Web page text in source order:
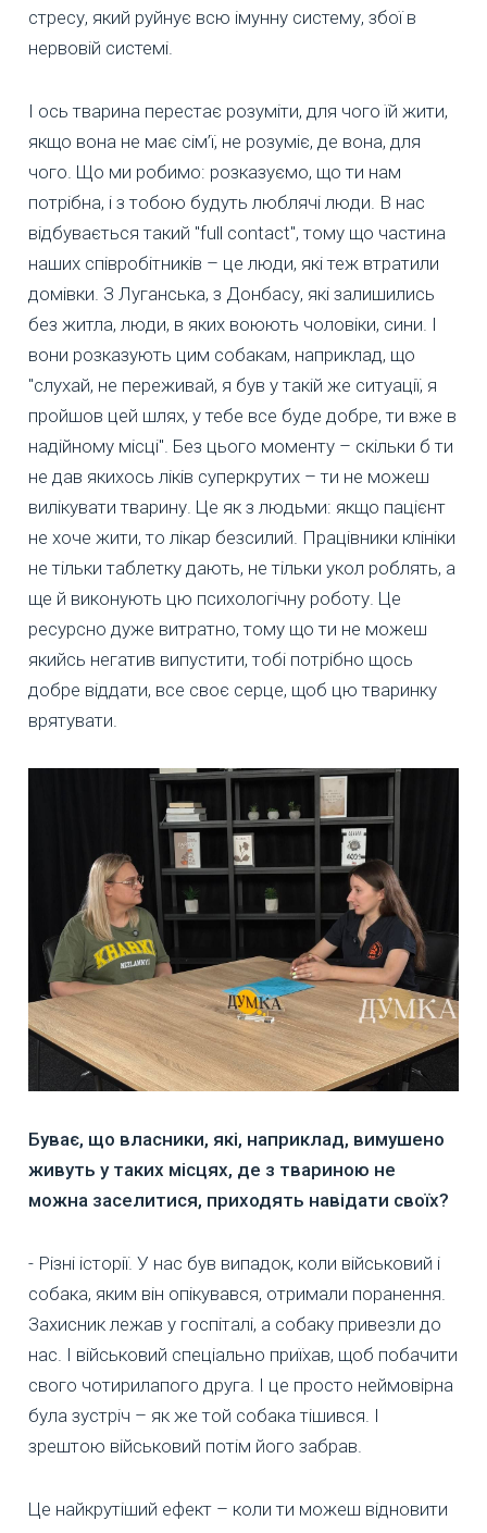
стресу, який руйнує всю імунну систему, збої в
нервовій системі.
І ось тварина перестає розуміти, для чого їй жити,
якщо вона не має сім’ї, не розуміє, де вона, для
чого. Що ми робимо: розказуємо, що ти нам
потрібна, і з тобою будуть люблячі люди. В нас
відбувається такий "full contact", тому що частина
наших співробітників – це люди, які теж втратили
домівки. З Луганська, з Донбасу, які залишились
без житла, люди, в яких воюють чоловіки, сини. І
вони розказують цим собакам, наприклад, що
"слухай, не переживай, я був у такій же ситуації, я
пройшов цей шлях, у тебе все буде добре, ти вже в
надійному місці". Без цього моменту – скільки б ти
не дав якихось ліків суперкрутих – ти не можеш
вилікувати тварину. Це як з людьми: якщо пацієнт
не хоче жити, то лікар безсилий. Працівники клініки
не тільки таблетку дають, не тільки укол роблять, а
ще й виконують цю психологічну роботу. Це
ресурсно дуже витратно, тому що ти не можеш
якийсь негатив випустити, тобі потрібно щось
добре віддати, все своє серце, щоб цю тваринку
врятувати.
Буває, що власники, які, наприклад, вимушено
живуть у таких місцях, де з твариною не
можна заселитися, приходять навідати своїх?
- Різні історії. У нас був випадок, коли військовий і
собака, яким він опікувався, отримали поранення.
Захисник лежав у госпіталі, а собаку привезли до
нас. І військовий спеціально приїхав, щоб побачити
свого чотирилапого друга. І це просто неймовірна
була зустріч – як же той собака тішився. І
зрештою військовий потім його забрав.
Це найкрутіший ефект – коли ти можеш відновити